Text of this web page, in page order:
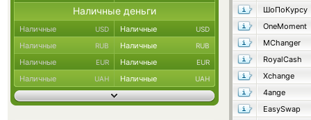
ШоПоКурсу
OneMoment
MChanger
RoyalCash
Xchange
4ange
EasySwap
Наличные деньги
Наличные USD Наличные USD
Наличные RUB Наличные RUB
Наличные EUR Наличные EUR
Наличные UAH Наличные UAH